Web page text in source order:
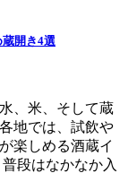
蔵開き4選
、米、そして蔵
地では、試飲や
楽しめる酒蔵イ
段はなかなか入